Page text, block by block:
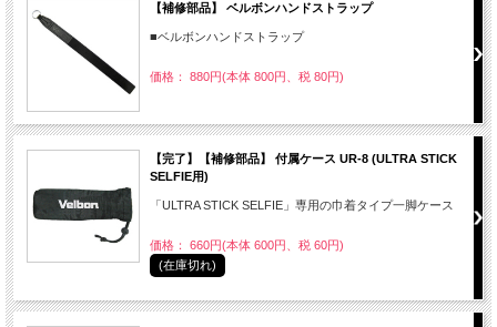
【補修部品】 ベルボンハンドストラップ
■ベルボンハンドストラップ
価格： 880円(本体 800円、税 80円)
【完了】【補修部品】 付属ケース UR-8 (ULTRA STICK
SELFIE用)
「ULTRA STICK SELFIE」専用の巾着タイプ一脚ケース
価格： 660円(本体 600円、税 60円)
(在庫切れ)